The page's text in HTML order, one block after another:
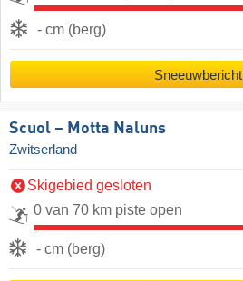
- cm (berg)
Sneeuwbericht
Scuol – Motta Naluns
Zwitserland
Skigebied gesloten
0 van 70 km piste open
- cm (berg)